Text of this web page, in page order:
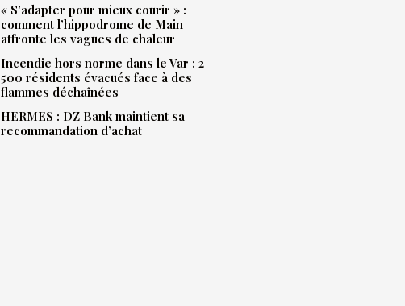
« S’adapter pour mieux courir » :
comment l’hippodrome de Main
affronte les vagues de chaleur
Incendie hors norme dans le Var : 2
500 résidents évacués face à des
flammes déchaînées
HERMES : DZ Bank maintient sa
recommandation d’achat